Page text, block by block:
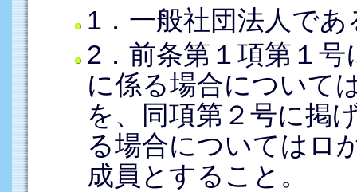
1．一般社団法人であ
2．前条第１項第１
に係る場合について
を、同項第２号に掲
る場合についてはロ
成員とすること。